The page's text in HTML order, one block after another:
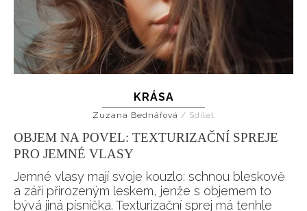
KRÁSA
Zuzana Bednářová / Sdílet
OBJEM NA POVEL: TEXTURIZAČNÍ SPREJE
PRO JEMNÉ VLASY
Jemné vlasy mají svoje kouzlo: schnou bleskově
a září přirozeným leskem, jenže s objemem to
bývá jiná písnička. Texturizační sprej má tenhle